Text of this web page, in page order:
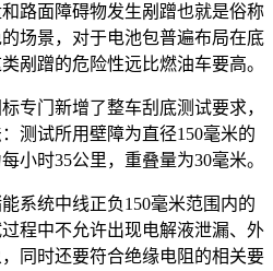
路面障碍物发生剐蹭也就是俗称
场景，对于电池包普遍布局在底
剐蹭的危险性远比燃油车要高。
专门新增了整车刮底测试要求，
测试所用壁障为直径150毫米的
小时35公里，重叠量为30毫米。
系统中线正负150毫米范围内的
程中不允许出现电解液泄漏、外
同时还要符合绝缘电阻的相关要